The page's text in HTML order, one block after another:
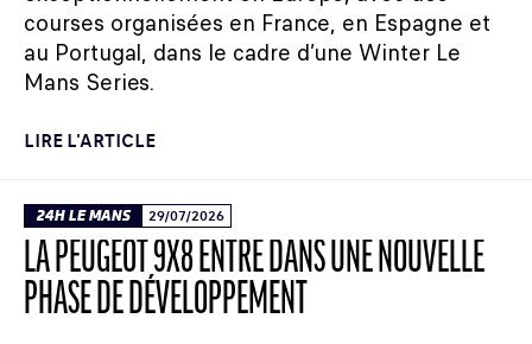
courses organisées en France, en Espagne et
au Portugal, dans le cadre d’une Winter Le
Mans Series.
LIRE L'ARTICLE
24H LE MANS 29/07/2026
LA PEUGEOT 9X8 ENTRE DANS UNE NOUVELLE
PHASE DE DÉVELOPPEMENT